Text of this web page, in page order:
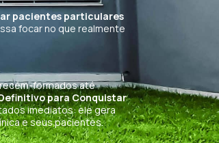
pacientes particulares
focar no que realmente
formados até
para Conquistar
imediatos: ele gera
e seus pacientes.